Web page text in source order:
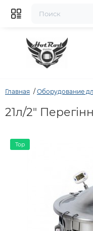
Главная Оборудование
21л/2"
Top